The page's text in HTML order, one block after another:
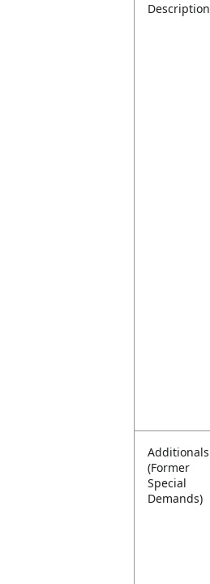
Description
Additionals
(Former
Special
Demands)